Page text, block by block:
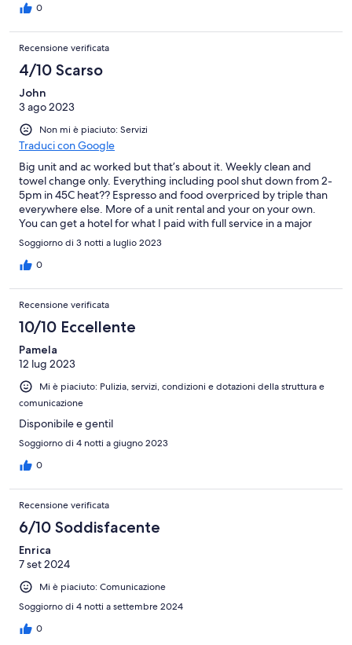
0
Recensione verificata
4/10 Scarso
John
3 ago 2023
Non mi è piaciuto: Servizi
Traduci con Google
Big unit and ac worked but that’s about it. Weekly clean and
towel change only. Everything including pool shut down from 2-
5pm in 45C heat?? Espresso and food overpriced by triple than
everywhere else. More of a unit rental and your on your own.
You can get a hotel for what I paid with full service in a major
tourist area rather than this place. Tired building and far from
beach, staff service non existent in any front. Seemed like they
didn’t want to be there or help.
Soggiorno di 3 notti a luglio 2023
0
Recensione verificata
10/10 Eccellente
Pamela
12 lug 2023
Mi è piaciuto: Pulizia, servizi, condizioni e dotazioni della struttura e
comunicazione
Disponibile e gentil
Soggiorno di 4 notti a giugno 2023
0
Recensione verificata
6/10 Soddisfacente
Enrica
7 set 2024
Mi è piaciuto: Comunicazione
Soggiorno di 4 notti a settembre 2024
0